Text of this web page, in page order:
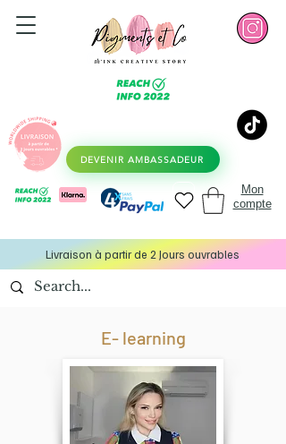
DEVENIR AMBASSADEUR
Mon
compte
Livraison à partir de 2 Jours ouvrables
E- learning